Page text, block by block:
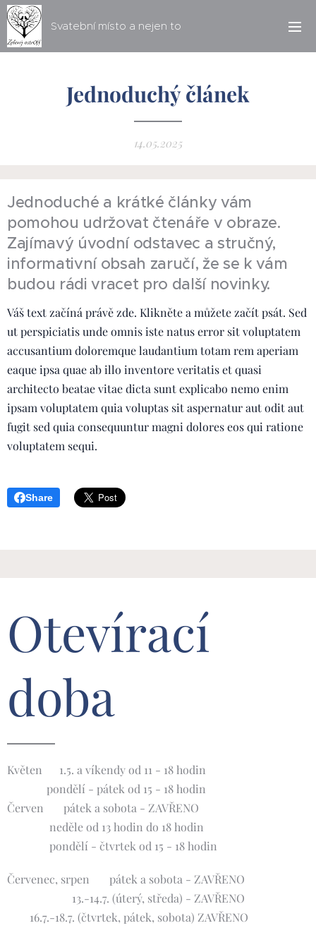
Svatební místo a nejen to
Jednoduchý článek
14.05.2025
Jednoduché a krátké články vám
pomohou udržovat čtenáře v obraze.
Zajímavý úvodní odstavec a stručný,
informativní obsah zaručí, že se k vám
budou rádi vracet pro další novinky.
Váš text začíná právě zde. Klikněte a můžete začít psát. Sed
ut perspiciatis unde omnis iste natus error sit voluptatem
accusantium doloremque laudantium totam rem aperiam
eaque ipsa quae ab illo inventore veritatis et quasi
architecto beatae vitae dicta sunt explicabo nemo enim
ipsam voluptatem quia voluptas sit aspernatur aut odit aut
fugit sed quia consequuntur magni dolores eos qui ratione
voluptatem sequi.
Share
Otevírací
doba
Květen 🌸1.5. a víkendy od 11 - 18 hodin
pondělí - pátek od 15 - 18 hodin
Červen 🌺 pátek a sobota - ZAVŘENO
neděle od 13 hodin do 18 hodin
pondělí - čtvrtek od 15 - 18 hodin
Červenec, srpen 🌞 pátek a sobota - ZAVŘENO
13.-14.7. (úterý, středa) - ZAVŘENO
16.7.-18.7. (čtvrtek, pátek, sobota) ZAVŘENO